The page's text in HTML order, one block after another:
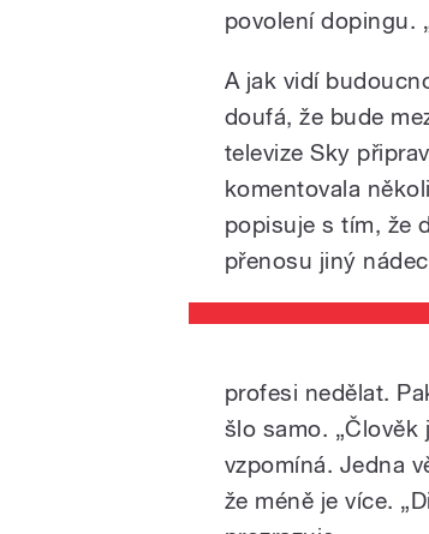
povolení dopingu.
A jak vidí
doufá, že bude
televize Sky
komentovala
popisuje s tím, že
přenosu jiný
profesi nedělat.
šlo samo. „Člověk
vzpomíná. Jedna
že méně je více.